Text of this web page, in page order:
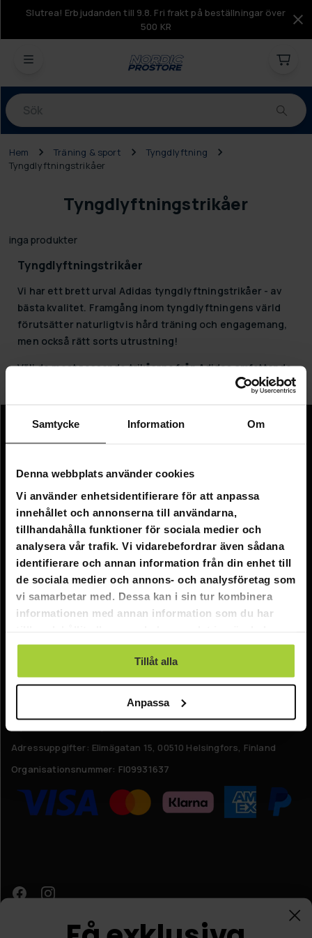
Samtycke Information Om
Denna webbplats använder cookies
Vi använder enhetsidentifierare för att anpassa
innehållet och annonserna till användarna,
tillhandahålla funktioner för sociala medier och
analysera vår trafik. Vi vidarebefordrar även sådana
identifierare och annan information från din enhet till
de sociala medier och annons- och analysföretag som
vi samarbetar med. Dessa kan i sin tur kombinera
informationen med annan information som du har
använt deras tjänster.
Tillåt alla
Anpassa
Slutrea! Erbjudanden till 9.8. Fri frakt på beställningar över
500 KR
Produkter
Hem Träning & sport
Tyngdlyftning
Tyngdlyftningstrikåer
Tyngdlyftningstrikåer
inga produkter
Tyngdlyftningstrikåer
Vi har ett brett urval Adidas tyngdlyftningstrikåer - av
bästa kvalitet. Framgång inom tyngdlyftningens värld
förutsätter naturligtvis hård träning och engagemang,
men också rätt sorts utrustning!
Välj de mest passande trikåerna från Adidas omfattande
utan leveransavgifter!
Information
Om oss
Kundtjänst
FAQ - Vanliga frågor
Leverans
Returer
Adressuppgifter: Elimägatan 15, 00510 Helsingfors, Finland
Organisationsnummer: FI09931637